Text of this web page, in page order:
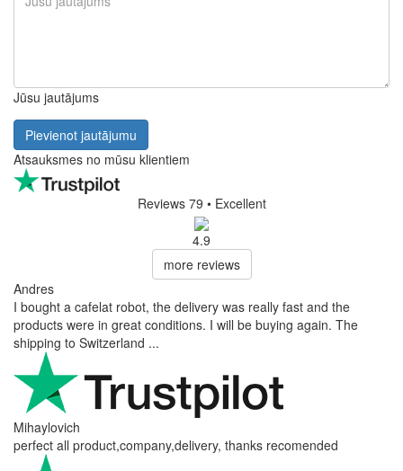
lietošanu. Ja jums ir konkrēts jautājums par Baristiskā ota
Bez nodokļa: 3,22 €
Rādīt produktu
Pieejams
piegāde uz 13.8.(piegādes iespējas
FAQ (Baristiskā ota 4Barista)
Jūsu vārds
Jūsu e-pasts
E-pasts nav obligāts. Tas tiek izmantots tikai atbildes nosūtīšanai un netiks
publicēts.